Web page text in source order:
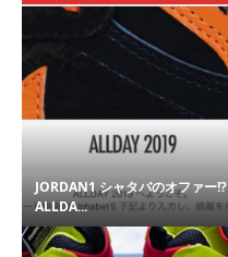
JORDAN1 シャタバのオファー!?
ALLDA...